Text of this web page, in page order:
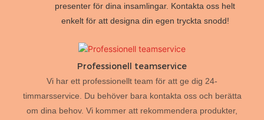
presenter för dina insamlingar. Kontakta oss helt
enkelt för att designa din egen tryckta snodd!
Professionell teamservice
Vi har ett professionellt team för att ge dig 24-
timmarsservice. Du behöver bara kontakta oss och berätta
om dina behov. Vi kommer att rekommendera produkter,